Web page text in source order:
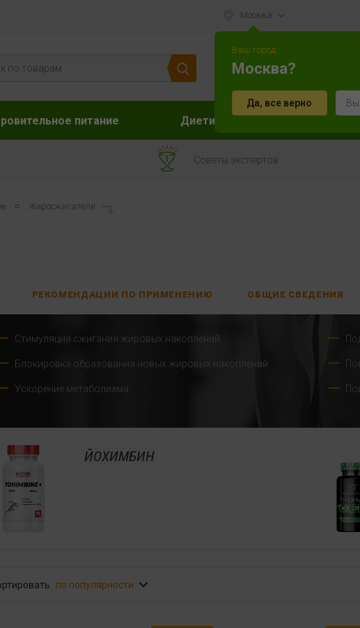
Москва
питание Диетическое питание
Советы экспертов
Жиросжигатели
РЕКОМЕНДАЦИИ ПО ПРИМЕНЕНИЮ ОБЩИЕ СВЕДЕНИЯ
Стимуляция сжигания жировых накоплений
Блокировка образования новых жировых накоплений
Ускорение метаболизма
ЙОХИМБИН
по популярности
Ваш город:
Москва?
Да, все верно